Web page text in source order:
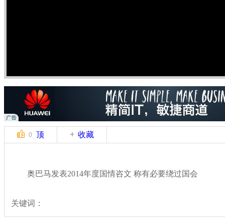
0 顶 收藏
奥巴马发表2014年度国情咨文 称有必要绕过国会
关键词：